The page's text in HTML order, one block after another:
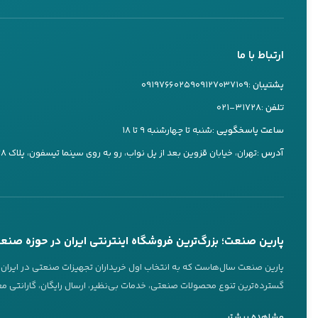
که با
از طرف دیگر،
اهمیت
ارتباط با ما
پشتیبان :۰۹۱۲۷۰۳۷۱۰۹۰۹۱۹۷۶۶۰۲۵۹
تلفن :۰۲۱-۳۱۷۲۸
ساعت پاسخگویی :شنبه تا چهارشنبه ۹ تا ۱۸
آدرس :تهران، خیابان قزوین بعد از پل نواب، رو به روی سینما تیسفون، پلاک ۷۳۸
پارین صنعت؛ بزرگ‌ترین فروشگاه اینترنتی ایران در حوزه
پارین صنعت سال‌هاست که به انتخاب اول خریداران تجهیزات صنعتی در
گسترده‌ترین تنوع محصولات صنعتی، خدمات بی‌نظیر، ارسال رایگان، گارانتی
تماس تلفنی بله
کارشناس ۲
تماس تلفنی
09197660249
تماس تلفنی در ساعات کاری